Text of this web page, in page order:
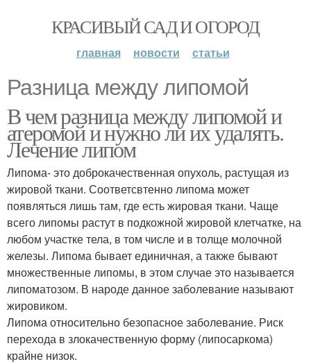
КРАСИВЫЙ САД И ОГОРОД
главная новости статьи
Разница между липомой
В чем разница между липомой и
атеромой и нужно ли их удалять.
Лечение липом
Липома- это доброкачественная опухоль, растущая из
жировой ткани. Соответсвтенно липома может
появляться лишь там, где есть жировая ткани. Чаще
всего липомы растут в подкожной жировой клетчатке, на
любом участке тела, в том числе и в толще молочной
железы. Липома бывает единичная, а также бывают
множественные липомы, в этом случае это называется
липоматозом. В народе данное заболевание называют
жировиком.
Липома относительно безопасное заболевание. Риск
перехода в злокачественную форму (липосаркома)
крайне низок.